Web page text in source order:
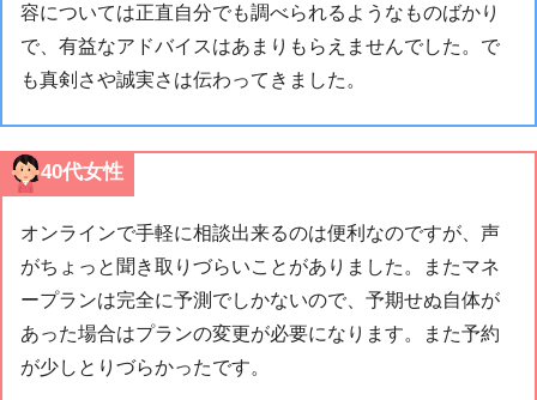
容については正直自分でも調べられるようなものばかり
で、有益なアドバイスはあまりもらえませんでした。で
も真剣さや誠実さは伝わってきました。
40代女性
オンラインで手軽に相談出来るのは便利なのですが、声
がちょっと聞き取りづらいことがありました。またマネ
ープランは完全に予測でしかないので、予期せぬ自体が
あった場合はプランの変更が必要になります。また予約
が少しとりづらかったです。